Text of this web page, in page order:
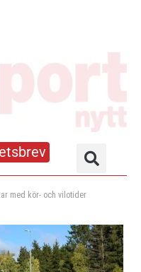
med kör- och vilotider